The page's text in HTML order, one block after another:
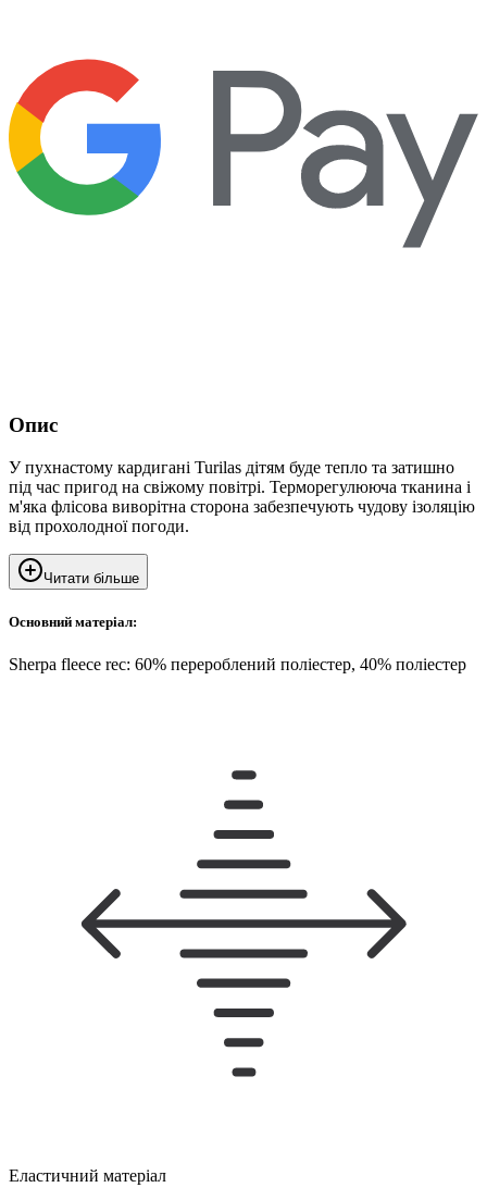
Опис
У пухнастому кардигані Turilas дітям буде тепло та затишно
під час пригод на свіжому повітрі. Терморегулююча тканина і
м'яка флісова виворітна сторона забезпечують чудову ізоляцію
від прохолодної погоди.
Читати більше
Основний матеріал:
Sherpa fleece rec: 60% перероблений поліестер, 40% поліестер
Еластичний матеріал